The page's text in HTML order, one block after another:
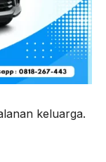
keluarga.